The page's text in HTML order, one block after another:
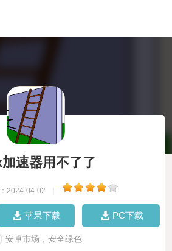
速器用不了了
2024-04-02
苹果下载 PC下载
安卓市场，安全绿色